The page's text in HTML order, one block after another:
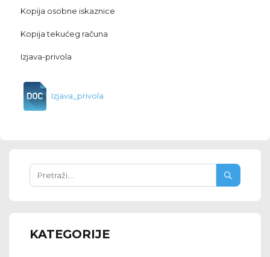
Kopija osobne iskaznice
Kopija tekućeg računa
Izjava-privola
Izjava_privola
KATEGORIJE